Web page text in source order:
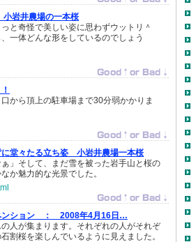
小岩井農場の一本桜
と奇怪で美しい姿に思わずウットリ＾
一体どんな形をしているのでしょう
から頂上の駐車場まで30分弱かかりま
に堂々たる立ち姿 小岩井農場一本桜
」そして、まだ雪を被った岩手山と桜の
か魅力的な光景でした。
ンション ：
2008年4月16日…
人が集まります。それぞれの人がそれぞ
割桜を楽しんでいるように見えました。